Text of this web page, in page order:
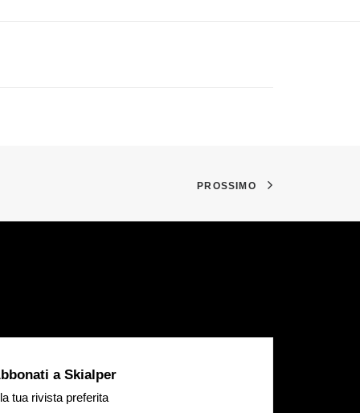
PROSSIMO
a Skialper
la tua rivista preferita